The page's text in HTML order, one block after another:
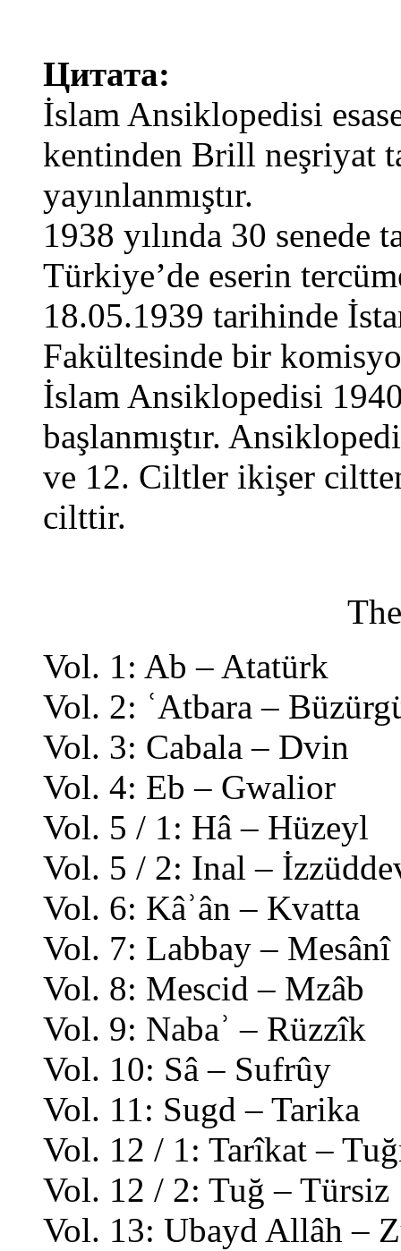
Цитата:
İslam Ansiklopedisi
kentinden Brill neşriyat
yayınlanmıştır.
1938 yılında 30 senede
Türkiye’de eserin
18.05.1939 tarihinde
Fakültesinde bir
İslam Ansiklopedisi
başlanmıştır.
ve 12. Ciltler ikişer
cilttir.
Vol. 1: Ab – Atatürk
Vol. 2: ʿAtbara –
Vol. 3: Cabala – Dvin
Vol. 4: Eb – Gwalior
Vol. 5 / 1: Hâ – Hüzeyl
Vol. 5 / 2: Inal –
Vol. 6: Kâʾân – Kvatta
Vol. 7: Labbay – Mesânî
Vol. 8: Mescid – Mzâb
Vol. 9: Nabaʾ – Rüzzîk
Vol. 10: Sâ – Sufrûy
Vol. 11: Sugd – Tarika
Vol. 12 / 1: Tarîkat –
Vol. 12 / 2: Tuğ – Türsiz
Vol. 13: Ubayd Allâh –